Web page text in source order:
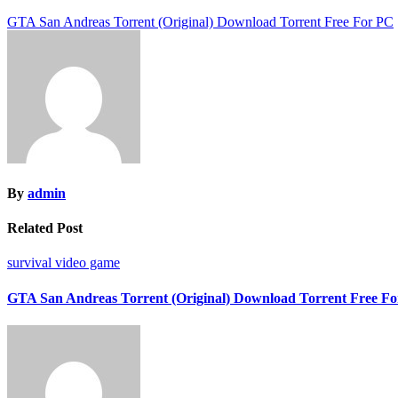
Navegação
GTA San Andreas Torrent (Original) Download Torrent Free For PC
By admin
Related Post
survival video game
GTA San Andreas Torrent (Original) Download Torrent Free